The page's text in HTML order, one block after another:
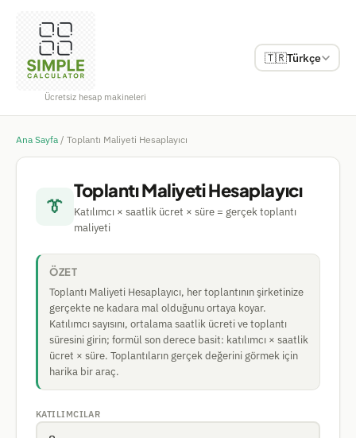
Ücretsiz hesap makineleri
🇹🇷Türkçe
Ana Sayfa / Toplantı Maliyeti Hesaplayıcı
👔
Toplantı Maliyeti Hesaplayıcı
Katılımcı × saatlik ücret × süre = gerçek toplantı
maliyeti
ÖZET
Toplantı Maliyeti Hesaplayıcı, her toplantının şirketinize
gerçekte ne kadara mal olduğunu ortaya koyar.
Katılımcı sayısını, ortalama saatlik ücreti ve toplantı
süresini girin; formül son derece basit: katılımcı × saatlik
ücret × süre. Toplantıların gerçek değerini görmek için
harika bir araç.
KATILIMCILAR